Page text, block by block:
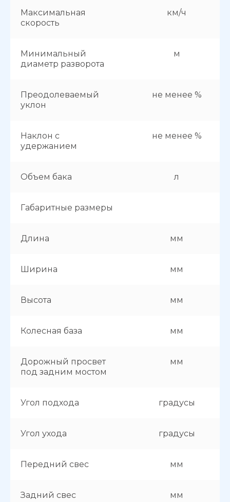
Максимальная
скорость
км/ч
Минимальный
диаметр разворота
м
Преодолеваемый
уклон
не менее %
Наклон с
удержанием
не менее %
Объем бака л
Габаритные размеры
Длина мм
Ширина мм
Высота мм
Колесная база мм
Дорожный просвет
под задним мостом
мм
Угол подхода градусы
Угол ухода градусы
Передний свес мм
Задний свес мм